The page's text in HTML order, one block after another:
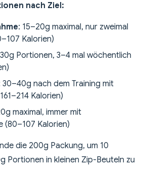
nach Ziel:
: 15–20g maximal, nur zweimal
Kalorien)
Portionen, 3–4 mal wöchentlich
30–40g nach dem Training mit
Kalorien)
maximal, immer mit
(80–107 Kalorien)
die 200g Packung, um 10
Portionen in kleinen Zip-Beuteln zu